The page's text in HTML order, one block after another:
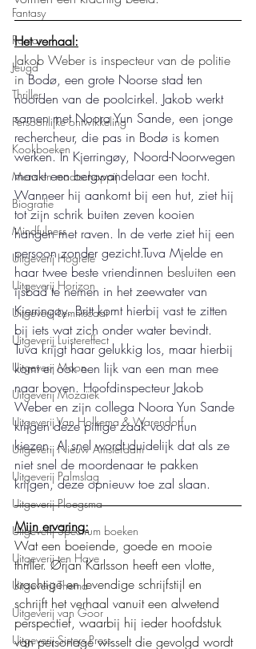
Fantasy
Roman
Jeugd
Thriller
Persoonlijke ontwikkeling
Kookboeken
Mens en maatschappij
Biografie
Mindfulness
Uitgeverij Hogrefe
Uitgeverij Horizon
Uitgeverij Lemniscaat
Uitgeverij Luistereffect
Uitgeverij Moon
Uitgeverij Mozaïek
Uitgeverij Van Holkema & Warendorf
Uitgeverij Nieuw Amsterdam
Uitgeverij Palmslag
Uitgeverij Ploegsma
Uitgeverij Spectrum boeken
Uitgeverij ten Have
Uitgeverij Thema
Uitgeverij van Goor
Uitgeverij Sisters Press
Het verhaal:
Jakob Weber is inspecteur van de politie
in Bodø, een grote Noorse stad ten
noorden van de poolcirkel. Jakob werkt
samen met Noora Yun Sande, een jonge
rechercheur, die pas in Bodø is komen
werken. In Kjerringøy, Noord-Noorwegen
maakt een bergwandelaar een tocht.
Wanneer hij aankomt bij een hut, ziet hij
tot zijn schrik buiten zeven kooien
hangen met raven. In de verte ziet hij een
persoon zonder gezicht.Tuva Mjelde en
haar twee beste vriendinnen besluiten een
ijsbad te nemen in het zeewater van
Kjerringøy. Britt komt hierbij vast te zitten
bij iets wat zich onder water bevindt.
Tuva krijgt haar gelukkig los, maar hierbij
komt er ook een lijk van een man mee
naar boven. Hoofdinspecteur Jakob
Weber en zijn collega Noora Yun Sande
krijgen deze pittige zaak voor hun
kiezen. Al snel wordt duidelijk dat als ze
niet snel de moordenaar te pakken
krijgen, deze opnieuw toe zal slaan.
Mijn ervaring:
Wat een boeiende, goede en mooie
thriller. Ørjan Karlsson heeft een vlotte,
krachtige en levendige schrijfstijl en
schrijft het verhaal vanuit een alwetend
perspectief, waarbij hij ieder hoofdstuk
van personage wisselt die gevolgd wordt